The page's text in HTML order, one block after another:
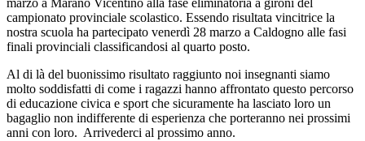
marzo a Marano Vicentino alla fase eliminatoria a gironi del
campionato provinciale scolastico. Essendo risultata vincitrice la
nostra scuola ha partecipato venerdì 28 marzo a Caldogno alle fasi
finali provinciali classificandosi al quarto posto.
Al di là del buonissimo risultato raggiunto noi insegnanti siamo
molto soddisfatti di come i ragazzi hanno affrontato questo percorso
di educazione civica e sport che sicuramente ha lasciato loro un
bagaglio non indifferente di esperienza che porteranno nei prossimi
anni con loro. Arrivederci al prossimo anno.